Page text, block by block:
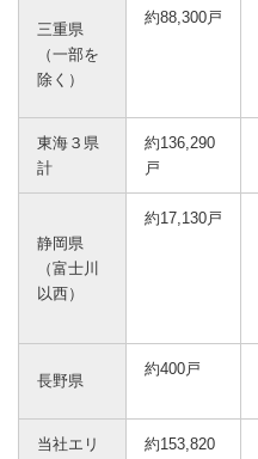
三重県
（一部を
除く）
約88,300戸
東海３県
計
約136,290
戸
静岡県
（富士川
以西）
約17,130戸
長野県
約400戸
当社エリ
約153,820